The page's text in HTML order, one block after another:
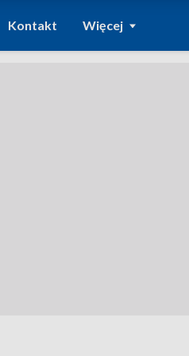
Kontakt Więcej